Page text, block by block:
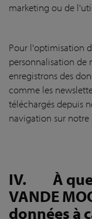
marketing ou de
Pour l'optimisation
personnalisation de
enregistrons des
comme les
téléchargés depuis
navigation sur notre
IV. À
VANDE
données à